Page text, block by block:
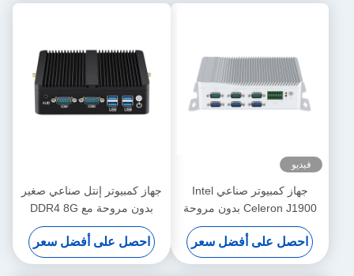
فيديو
جهاز كمبيوتر صناعي Intel
Celeron J1900 بدون مروحة
مع COM GPIO مزدوج و
DDR3L 8G
احصل على أفضل سعر
جهاز كمبيوتر إنتل صناعي صغير
بدون مروحة مع DDR4 8G
MSATA SSD مزدوج LAN HD
Display Linux
احصل على أفضل سعر